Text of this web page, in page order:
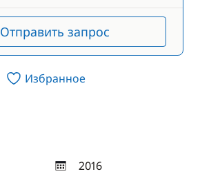
Отправить запрос
Избранное
2016
год